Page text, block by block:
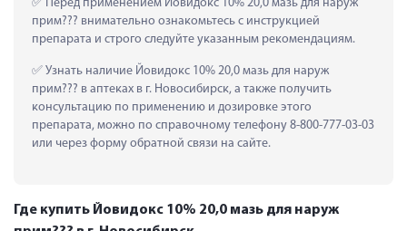
Перед применением Йовидокс 10% 20,0 мазь для наруж
прим??? внимательно ознакомьтесь с инструкцией
препарата и строго следуйте указанным рекомендациям.
Узнать наличие Йовидокс 10% 20,0 мазь для наруж
прим??? в аптеках в г. Новосибирск, а также получить
консультацию по применению и дозировке этого
препарата, можно по справочному телефону 8-800-777-03-03
или через форму обратной связи на сайте.
Где купить Йовидокс 10% 20,0 мазь для наруж